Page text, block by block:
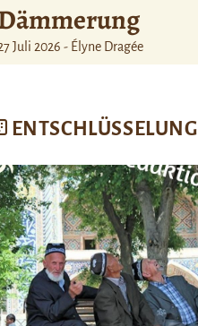
Juli 2026 - Élyne Dragée
ENTSCHLÜSSELUNG